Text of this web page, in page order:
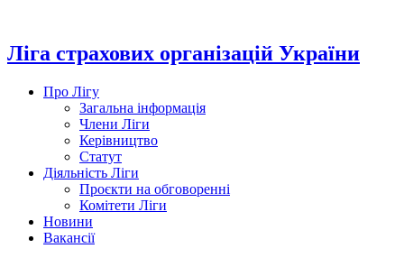
вмісту
Ліга страхових організацій України
Про Лігу
Загальна інформація
Члени Ліги
Керівництво
Статут
Діяльність Ліги
Проєкти на обговоренні
Комітети Ліги
Новини
Вакансії